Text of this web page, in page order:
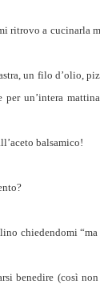
ritrovo a cucinarla
un filo d’olio,
un’intera
balsamico!
chiedendomi
benedire (così